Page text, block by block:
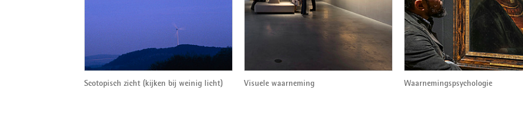
Scotopisch zicht (kijken bij weinig licht) Visuele waarneming Waarnemingspsychologie